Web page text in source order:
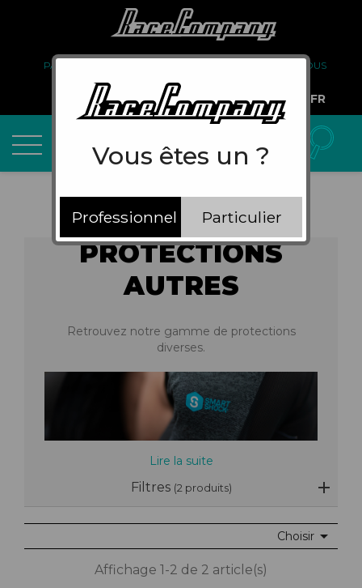
PARTENARIAT
À PROPOS DE NOUS
COMPTE PRO
FR
PROTECTIONS
AUTRES
Retrouvez notre gamme de protections
diverses.
Lire la suite
Filtres (2 produits)
Choisir 
Affichage 1-2 de 2 article(s)
Vous êtes un ?
Professionnel Particulier